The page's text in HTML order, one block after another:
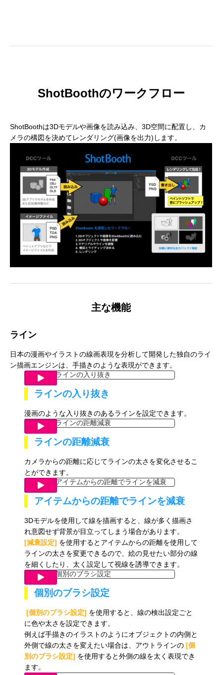
ShotBoothのワークフロー
ShotBoothは3Dモデルや画像を読み込み、3D空間に配置し、カ
メラの構図を決めてレンダリング(画像を出力)します。
主な機能
ライン
日本の漫画やイラストの線画表現を分析して開発した独自のライ
ン描画エンジンは、手描きのような表現ができます。
ラインの入り抜き
漫画のような入り抜きのあるラインを設定できます。
ラインの距離減衰
カメラからの距離に応じてラインの太さを変化させるこ
とができます。
アイテムからの距離でラインを減衰
3Dモデルを使用して線を描画すると、線が多く描画さ
れ意図せず背景が目立ってしまう場合があります。
[減衰設定] を使用するとアイテムからの距離を使用して
ラインの太さを変更できるので、絵の見せたい部分の線
を細くしたり、太く設定して視線を誘導できます。
個別のブラシ設定
[個別のブラシ設定] を使用すると、線の検出設定ごと
に色や太さを設定できます。
例えば手描きのイラストのようにオブジェクトの内側と
外側で線の太さを変えたい場合は、アウトラインの [個
別のブラシ設定] を使用すると外側の線を太く表現でき
ます。